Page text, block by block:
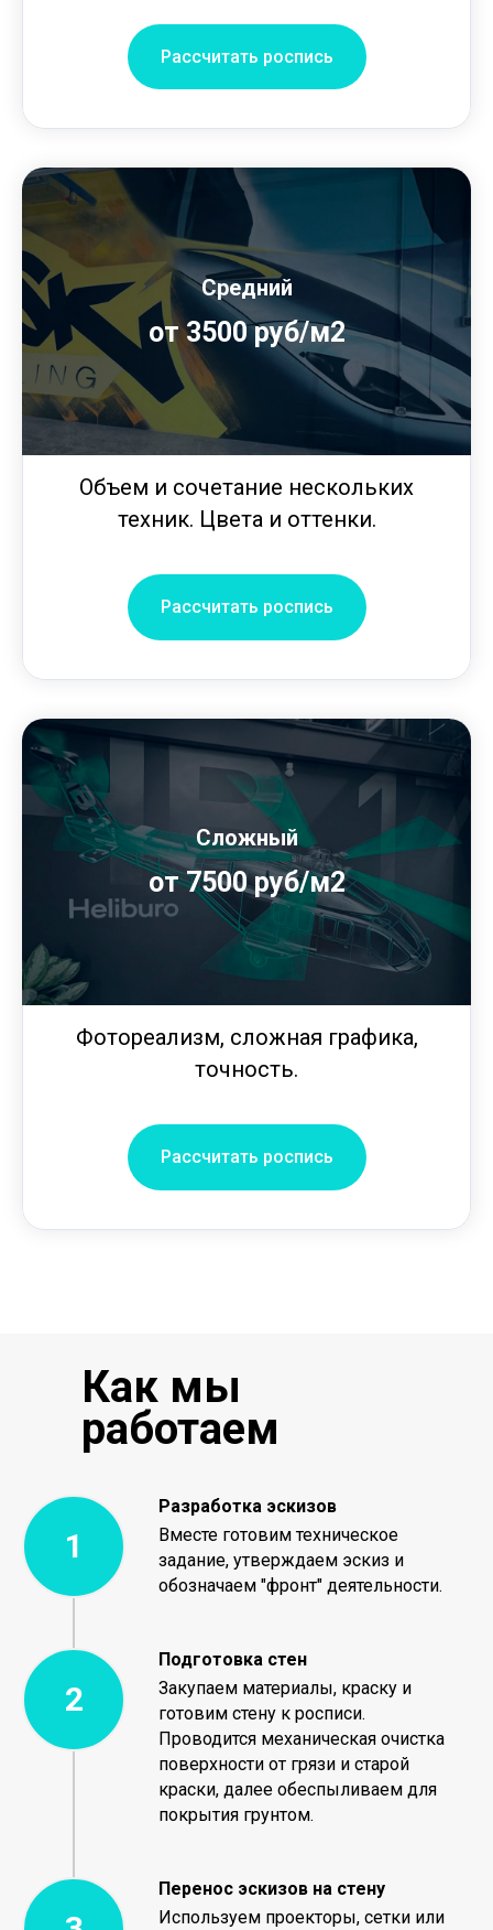
Рассчитать роспись
Средний
от 3500 руб/м2
Объем и сочетание нескольких
техник. Цвета и оттенки.
Рассчитать роспись
Сложный
от 7500 руб/м2
Фотореализм, сложная графика,
точность.
Рассчитать роспись
Как мы
работаем
Разработка эскизов
Вместе готовим техническое
задание, утверждаем эскиз и
обозначаем "фронт" деятельности.
Подготовка стен
Закупаем материалы, краску и
готовим стену к росписи.
Проводится механическая очистка
поверхности от грязи и старой
краски, далее обеспыливаем для
покрытия грунтом.
Перенос эскизов на стену
Используем проекторы, сетки или